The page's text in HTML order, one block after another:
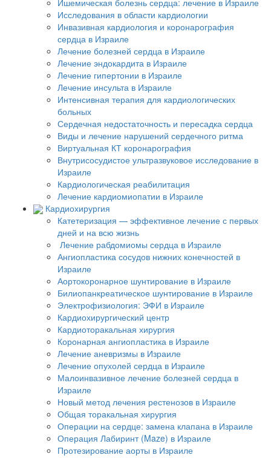
Исследования в области кардиологии
Инвазивная кардиология и коронарография
сердца в Израиле
Лечение болезней сердца в Израиле
Лечение эндокардита в Израиле
Лечение гипертонии в Израиле
Лечение инсульта в Израиле
Интенсивная терапия для кардиологических
больных
Сердечная недостаточность и пересадка сердца
Виды и лечение нарушений сердечного ритма
Виртуальная КТ коронарография
Внутрисосудистое ультразвуковое исследование в
Израиле
Кардиологическая реабилитация
Лечение кардиомиопатии в Израиле
Кардиохирургия
Катетеризация — эффективное лечение с первых
дней и на всю жизнь
Лечение рабдомиомы сердца в Израиле
Ангиопластика сосудов нижних конечностей в
Израиле
Аортокоронарное шунтирование в Израиле
Билиопанкреатическое шунтирование в Израиле
Электрофизиология: ЭФИ в Израиле
Кардиохирургический центр
Кардиоторакальная хирургия
Коронарная ангиопластика в Израиле
Лечение аневризмы в Израиле
Лечение опухолей сердца в Израиле
Малоинвазивное лечение болезней сердца в
Израиле
Новый метод лечения рестенозов в Израиле
Общая торакальная хирургия
Операции на сердце: замена клапана в Израиле
Операция Лабиринт (Maze) в Израиле
Протезирование аорты в Израиле